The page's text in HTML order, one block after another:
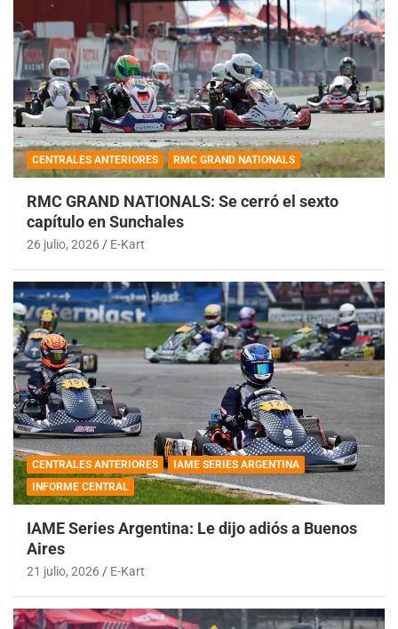
CENTRALES ANTERIORES RMC GRAND NATIONALS
RMC GRAND NATIONALS: Se cerró el sexto
capítulo en Sunchales
26 julio, 2026 E-Kart
CENTRALES ANTERIORES
IAME SERIES ARGENTINA
INFORME CENTRAL
IAME Series Argentina: Le dijo adiós a Buenos
Aires
21 julio, 2026 E-Kart